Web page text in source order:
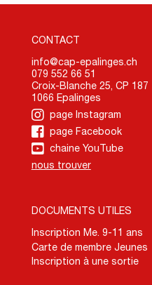
CONTACT
info@cap-epalinges.ch
079 552 66 51
Croix-Blanche 25, CP 187
1066 Epalinges
page Instagram
page Facebook
chaine YouTube
nous trouver
DOCUMENTS UTILES
Inscription Me. 9-11 ans
Carte de membre Jeunes
Inscription à une sortie